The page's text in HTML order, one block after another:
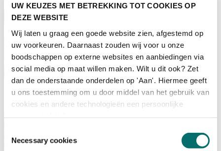
UW KEUZES MET BETREKKING TOT COOKIES OP
DEZE WEBSITE
Wij laten u graag een goede website zien, afgestemd op
uw voorkeuren. Daarnaast zouden wij voor u onze
boodschappen op externe websites en aanbiedingen via
social media op maat willen maken. Wilt u dit ook? Zet
dan de onderstaande onderdelen op 'Aan'. Hiermee geeft
u ons toestemming om u door middel van het gebruik van
cookies en andere technologieën een persoonlijke
Necessary cookies
Contact
Perskamer
Nederlands
English
Adverteren